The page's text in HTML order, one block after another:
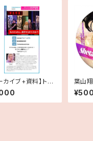
カイブ+資料】トレ
ス・アカデミー第
【緊急特番】女の
、選挙を語り合お
葉山
「